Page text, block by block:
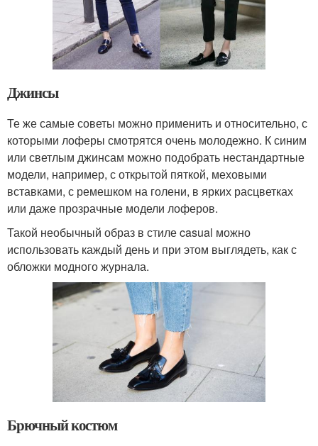
Джинсы
Те же самые советы можно применить и относительно, с
которыми лоферы смотрятся очень молодежно. К синим
или светлым джинсам можно подобрать нестандартные
модели, например, с открытой пяткой, меховыми
вставками, с ремешком на голени, в ярких расцветках
или даже прозрачные модели лоферов.
Такой необычный образ в стиле casual можно
использовать каждый день и при этом выглядеть, как с
обложки модного журнала.
Брючный костюм